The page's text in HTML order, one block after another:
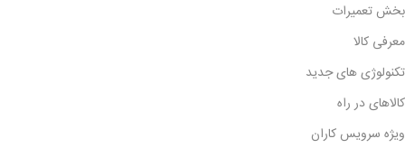
بخش تعمیرات
معرفی کالا
تکنولوژی های جدید
کالاهای در راه
ویژه سرویس کاران